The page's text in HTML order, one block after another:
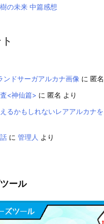
の未来 中篇感想
ンドサーガアルカナ画像 に 匿名
<神仙篇> に 匿名 より
るかもしれないレアアルカナ
に 管理人 より
ール